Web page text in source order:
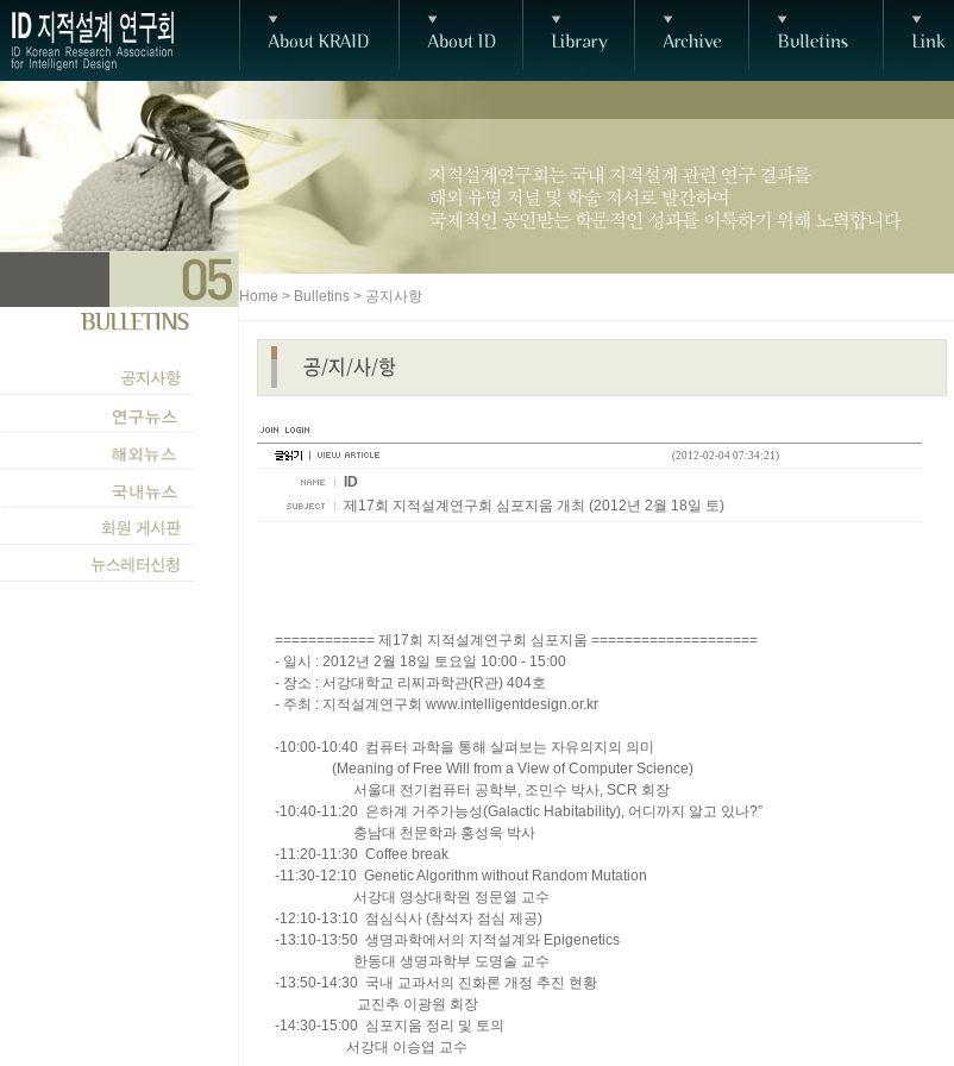
Home > Bulletins > 공지사항
(2012-02-04 07:34:21)
ID
제17회 지적설계연구회 심포지움 개최 (2012년 2월 18일 토)
============ 제17회 지적설계연구회 심포지움 ====================
- 일시 : 2012년 2월 18일 토요일 10:00 - 15:00
- 장소 : 서강대학교 리찌과학관(R관) 404호
- 주최 : 지적설계연구회 www.intelligentdesign.or.kr
-10:00-10:40 컴퓨터 과학을 통해 살펴보는 자유의지의 의미
(Meaning of Free Will from a View of Computer Science)
서울대 전기컴퓨터 공학부, 조민수 박사, SCR 회장
-10:40-11:20 은하계 거주가능성(Galactic Habitability), 어디까지 알고 있나?”
충남대 천문학과 홍성욱 박사
-11:20-11:30 Coffee break
-11:30-12:10 Genetic Algorithm without Random Mutation
서강대 영상대학원 정문열 교수
-12:10-13:10 점심식사 (참석자 점심 제공)
-13:10-13:50 생명과학에서의 지적설계와 Epigenetics
한동대 생명과학부 도명술 교수
-13:50-14:30 국내 교과서의 진화론 개정 추진 현황
교진추 이광원 회장
-14:30-15:00 심포지움 정리 및 토의
서강대 이승엽 교수